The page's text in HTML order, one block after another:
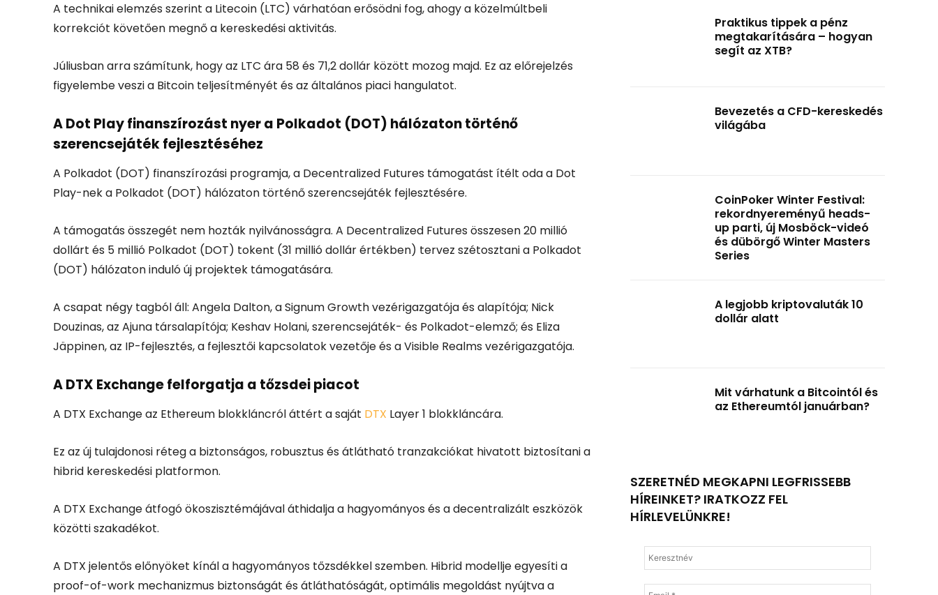
A technikai elemzés szerint a Litecoin (LTC) várhatóan erősödni fog, ahogy a közelmúltbeli
korrekciót követően megnő a kereskedési aktivitás.
Júliusban arra számítunk, hogy az LTC ára 58 és 71,2 dollár között mozog majd. Ez az előrejelzés
figyelembe veszi a Bitcoin teljesítményét és az általános piaci hangulatot.
A Dot Play finanszírozást nyer a Polkadot (DOT) hálózaton történő
szerencsejáték fejlesztéséhez
A Polkadot (DOT) finanszírozási programja, a Decentralized Futures támogatást ítélt oda a Dot
Play-nek a Polkadot (DOT) hálózaton történő szerencsejáték fejlesztésére.
A támogatás összegét nem hozták nyilvánosságra. A Decentralized Futures összesen 20 millió
dollárt és 5 millió Polkadot (DOT) tokent (31 millió dollár értékben) tervez szétosztani a Polkadot
(DOT) hálózaton induló új projektek támogatására.
A csapat négy tagból áll: Angela Dalton, a Signum Growth vezérigazgatója és alapítója; Nick
Douzinas, az Ajuna társalapítója; Keshav Holani, szerencsejáték- és Polkadot-elemző; és Eliza
Jäppinen, az IP-fejlesztés, a fejlesztői kapcsolatok vezetője és a Visible Realms vezérigazgatója.
A DTX Exchange felforgatja a tőzsdei piacot
A DTX Exchange az Ethereum blokkláncról áttért a saját DTX Layer 1 blokkláncára.
Ez az új tulajdonosi réteg a biztonságos, robusztus és átlátható tranzakciókat hivatott biztosítani a
hibrid kereskedési platformon.
A DTX Exchange átfogó ökoszisztémájával áthidalja a hagyományos és a decentralizált eszközök
közötti szakadékot.
A DTX jelentős előnyöket kínál a hagyományos tőzsdékkel szemben. Hibrid modellje egyesíti a
proof-of-work mechanizmus biztonságát és átláthatóságát, optimális megoldást nyújtva a
Praktikus tippek a pénz
megtakarítására – hogyan
segít az XTB?
Bevezetés a CFD-kereskedés
világába
CoinPoker Winter Festival:
rekordnyereményű heads-
up parti, új Mosböck-videó
és dübörgő Winter Masters
Series
A legjobb kriptovaluták 10
dollár alatt
Mit várhatunk a Bitcointól és
az Ethereumtól januárban?
SZERETNÉD MEGKAPNI LEGFRISSEBB
HÍREINKET? IRATKOZZ FEL
HÍRLEVELÜNKRE!